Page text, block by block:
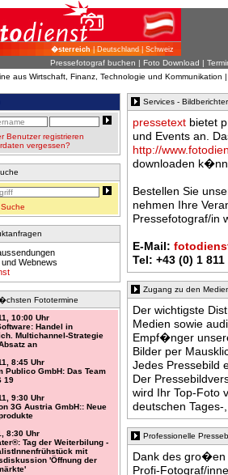
�sterreich| Deutschland | Schweiz
Pressefotograf buchen | Foto Download |
aus Wirtschaft, Finanz, Technologie und Kommunikation
Benutzer registrieren
vergessen?
Webnews
Fototermine
10:00 Uhr
Handel in
Multichannel-Strategie
an
8:45 Uhr
Publico GmbH: Das Team
19
9:30 Uhr
3G Austria GmbH:: Neue
8:30 Uhr
Tag der Weiterbilung -
mit
'Öffnung der
Services -
pressetext bietet
und Events an.
http://
downloaden
Bestellen Sie
nehmen Ihre
Pressefotograf/in
E-Mail:
Tel: +43 (0) 1 811
Zugang zu den
Der wichtigste
Medien sowie
Empf�nger
Bilder per
Jedes Pressebild
Der
wird Ihr Top-Foto
deutschen
Professionelle
Dank des
Profi-Fotograf/